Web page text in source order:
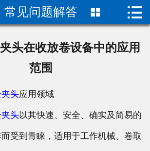
 首页
常见问题解答
成功案例
常见问题解答  
头在收放卷设备中的应用
范围
头应用领域
头以其快速、安全、确实及简易的
受到青睐，适用于工作机械、卷取